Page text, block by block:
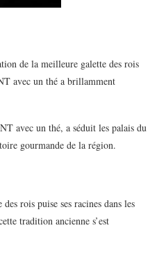
de la meilleure galette des rois
avec un thé a brillamment
avec un thé, a séduit les palais du
gourmande de la région.
rois puise ses racines dans les
tradition ancienne s’est